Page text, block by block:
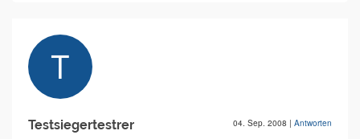
Testsiegertestrer 04. Sep. 2008 | Antworten